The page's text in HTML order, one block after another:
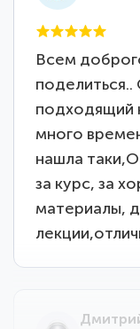
Всем
поделиться..
подходящий
много
нашла
за курс, за
материалы,